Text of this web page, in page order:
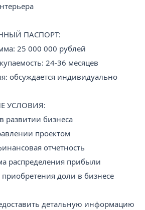
ПАСПОРТ:
25 000 000 рублей
24-36 месяцев
обсуждается индивидуально
УСЛОВИЯ:
развитии бизнеса
проектом
отчетность
распределения прибыли
доли в бизнесе
детальную информацию